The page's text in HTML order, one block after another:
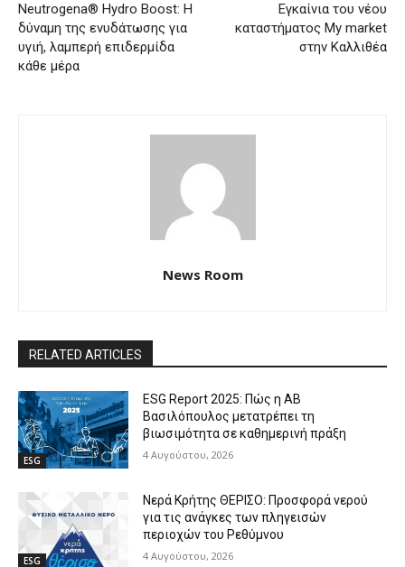
Neutrogena® Hydro Boost: Η
δύναμη της ενυδάτωσης για
υγιή, λαμπερή επιδερμίδα
κάθε μέρα
Εγκαίνια του νέου
καταστήματος My market
στην Καλλιθέα
News Room
RELATED ARTICLES
ESG
ESG Report 2025: Πώς η ΑΒ
Βασιλόπουλος μετατρέπει τη
βιωσιμότητα σε καθημερινή πράξη
4 Αυγούστου, 2026
ESG
Νερά Κρήτης ΘΕΡΙΣΟ: Προσφορά νερού
για τις ανάγκες των πληγεισών
περιοχών του Ρεθύμνου
4 Αυγούστου, 2026